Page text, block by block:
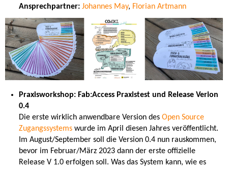
Ansprechpartner: Johannes May, Florian Artmann
Praxisworkshop: Fab:Access Praxistest und Release Verion
0.4
Die erste wirklich anwendbare Version des Open Source
Zugangssystems wurde im April diesen Jahres veröffentlicht.
Im August/September soll die Version 0.4 nun rauskommen,
bevor im Februar/März 2023 dann der erste offizielle
Release V 1.0 erfolgen soll. Was das System kann, wie es